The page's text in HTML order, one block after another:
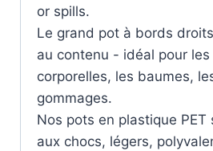
or spills.
Le grand pot à bords
au contenu - idéal pour les
corporelles, les baumes,
gommages.
Nos pots en plastique
aux chocs, légers,